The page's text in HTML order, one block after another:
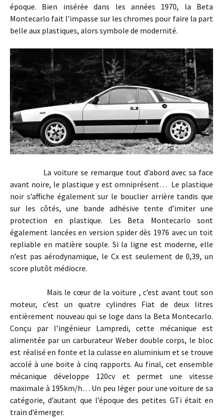
époque. Bien insérée dans les années 1970, la Beta
Montecarlo fait l’impasse sur les chromes pour faire la part
belle aux plastiques, alors symbole de modernité.
La voiture se remarque tout d’abord avec sa face
avant noire, le plastique y est omniprésent… Le plastique
noir s’affiche également sur le bouclier arrière tandis que
sur les côtés, une bande adhésive tente d’imiter une
protection en plastique. Les Beta Montecarlo sont
également lancées en version spider dès 1976 avec un toit
repliable en matière souple. Si la ligne est moderne, elle
n’est pas aérodynamique, le Cx est seulement de 0,39, un
score plutôt médiocre.
Mais lecœur de la voiture , c’est avant tout son
moteur, c’est un quatre cylindres Fiat de deux litres
entièrement nouveau qui se loge dans la Beta Montecarlo.
Conçu par l’ingénieur Lampredi, cette mécanique est
alimentée par un carburateur Weber double corps, le bloc
est réalisé en fonte et la culasse en aluminium et se trouve
accolé à une boite à cinq rapports. Au final, cet ensemble
mécanique développe 120cv et permet une vitesse
maximale à 195km/h… Un peu léger pour une voiture de sa
catégorie, d’autant que l’époque des petites GTi était en
train d’émerger.